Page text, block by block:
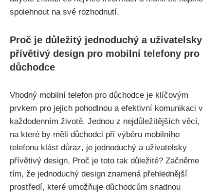
spolehnout na své rozhodnutí.
Proč je důležitý jednoduchý a uživatelsky
přívětivý design pro mobilní telefony pro
důchodce
Vhodný mobilní telefon pro důchodce je klíčovým
prvkem pro jejich pohodlnou a efektivní komunikaci v
každodenním životě. Jednou z nejdůležitějších věcí,
na které by měli důchodci při výběru mobilního
telefonu klást důraz, je jednoduchý a uživatelsky
přívětivý design. Proč je toto tak důležité? Začněme
tím, že jednoduchý design znamená přehlednější
prostředí, které umožňuje důchodcům snadnou